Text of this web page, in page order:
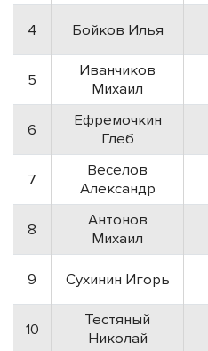
4 Бойков Илья
5
Иванчиков
Михаил
6
Ефремочкин
Глеб
7
Веселов
Александр
8
Антонов
Михаил
9 Сухинин Игорь
10
Тестяный
Николай